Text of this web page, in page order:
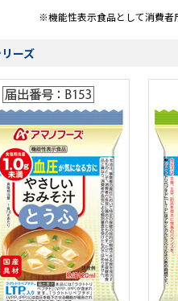
※機能性表示食品として消費者
ーズ